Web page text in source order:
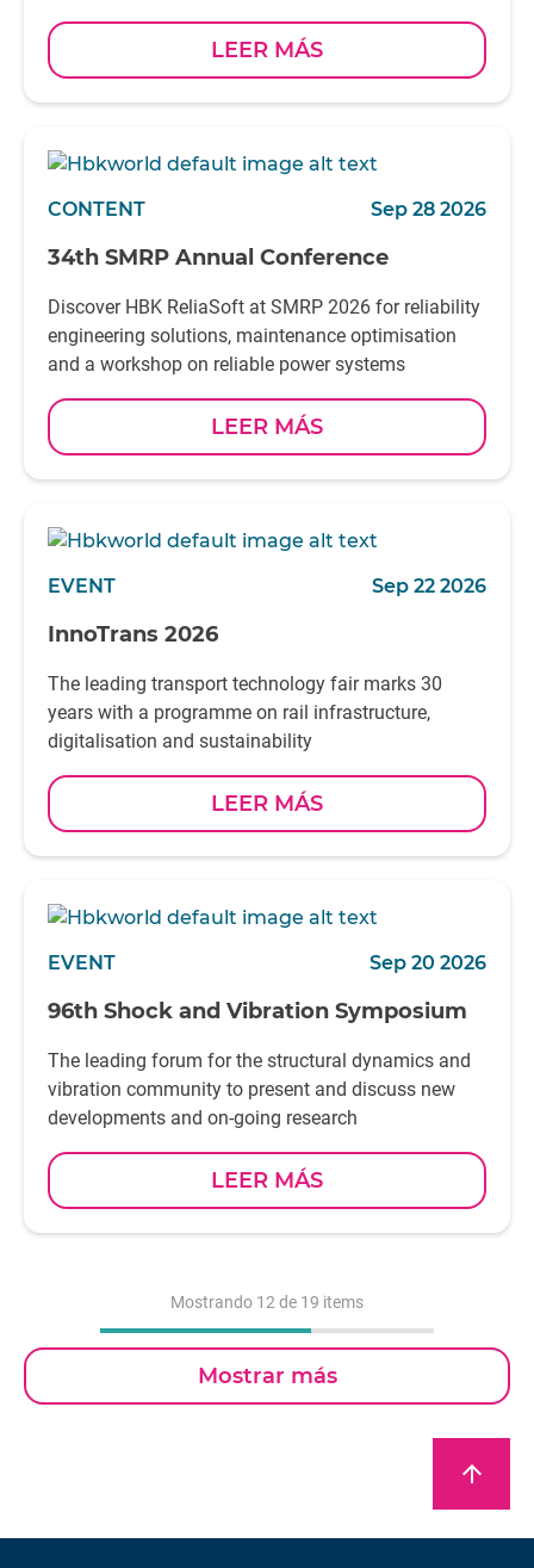
LEER MÁS
CONTENT Sep 28 2026
34th SMRP Annual Conference
Discover HBK ReliaSoft at SMRP 2026 for reliability
engineering solutions, maintenance optimisation
and a workshop on reliable power systems
LEER MÁS
EVENT Sep 22 2026
InnoTrans 2026
The leading transport technology fair marks 30
years with a programme on rail infrastructure,
digitalisation and sustainability
LEER MÁS
EVENT Sep 20 2026
96th Shock and Vibration Symposium
The leading forum for the structural dynamics and
vibration community to present and discuss new
developments and on-going research
LEER MÁS
Mostrando 12 de 19 items
Mostrar más
arrow_upward